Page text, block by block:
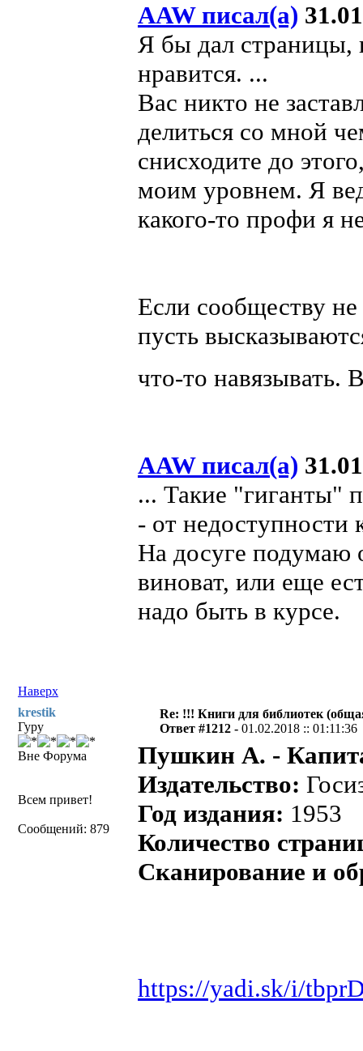
AAW писал(а)
Я бы дал страницы,
нравится. ...
Вас никто не
делиться со мной
снисходите до
моим уровнем. Я
какого-то профи я
Если сообществу
пусть
что-то навязывать.
AAW писал(а)
... Такие "гиганты"
- от недоступности
На досуге подумаю
виноват, или еще
надо быть в курсе.
Наверх
krestik
Гуру
Вне Форума
Всем привет!
Сообщений: 879
Re: !!! Книги для библиотек
Ответ #1212 -01.02.2018 :: 01:11:36
Пушкин А. -
Издательство:
Год издания: 1953
Количество
Сканирование и
https://yadi.sk/i/